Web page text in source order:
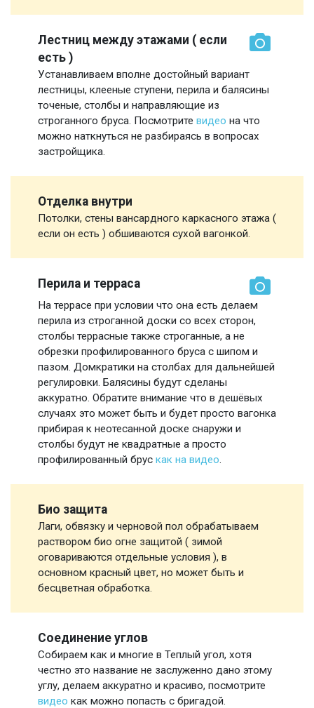
Лестниц между этажами ( если
есть )
Устанавливаем вполне достойный вариант
лестницы, клееные ступени, перила и балясины
точеные, столбы и направляющие из
строганного бруса. Посмотрите видео на что
можно наткнуться не разбираясь в вопросах
застройщика.
Отделка внутри
Потолки, стены вансардного каркасного этажа (
если он есть ) обшиваются сухой вагонкой.
Перила и терраса
На террасе при условии что она есть делаем
перила из строганной доски со всех сторон,
столбы террасные также строганные, а не
обрезки профилированного бруса с шипом и
пазом. Домкратики на столбах для дальнейшей
регулировки. Балясины будут сделаны
аккуратно. Обратите внимание что в дешёвых
случаях это может быть и будет просто вагонка
прибирая к неотесанной доске снаружи и
столбы будут не квадратные а просто
профилированный брус как на видео.
Био защита
Лаги, обвязку и черновой пол обрабатываем
раствором био огне защитой ( зимой
оговариваются отдельные условия ), в
основном красный цвет, но может быть и
бесцветная обработка.
Соединение углов
Собираем как и многие в Теплый угол, хотя
честно это название не заслуженно дано этому
углу, делаем аккуратно и красиво, посмотрите
видео как можно попасть с бригадой.